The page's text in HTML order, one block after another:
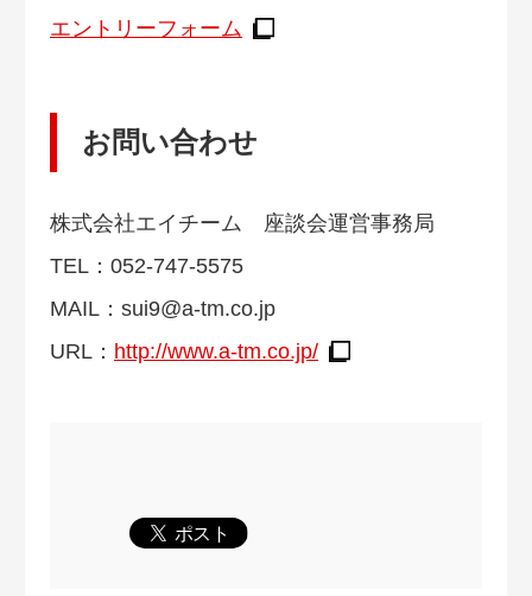
エントリーフォーム
お問い合わせ
株式会社エイチーム 座談会運営事務局
TEL：052-747-5575
MAIL： sui9@a-tm.co.jp
URL： http://www.a-tm.co.jp/